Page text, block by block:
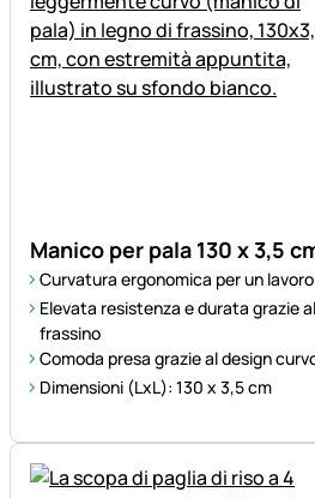
Manico per pala 130 x 3,5
Curvatura ergonomica per un
Elevata resistenza e durata grazie
frassino
Comoda presa grazie al design
Dimensioni (LxL): 130 x 3,5 cm